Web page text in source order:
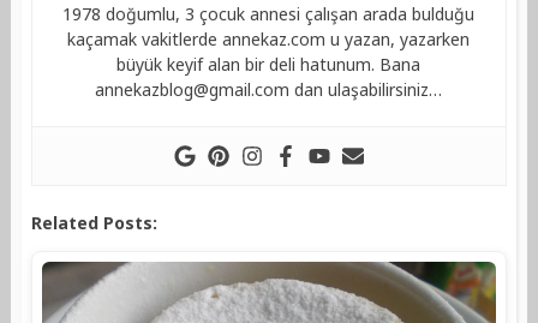
1978 doğumlu, 3 çocuk annesi çalışan arada bulduğu
kaçamak vakitlerde annekaz.com u yazan, yazarken
büyük keyif alan bir deli hatunum. Bana
annekazblog@gmail.com dan ulaşabilirsiniz…
Related Posts: